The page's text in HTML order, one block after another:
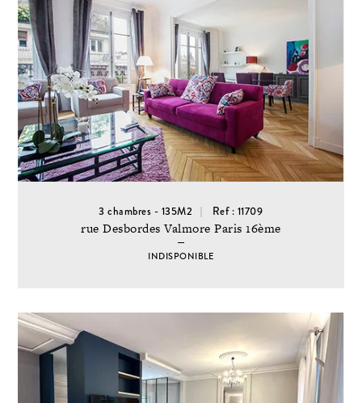
3 chambres - 135M2 Ref : 11709
rue Desbordes Valmore Paris 16ème
INDISPONIBLE